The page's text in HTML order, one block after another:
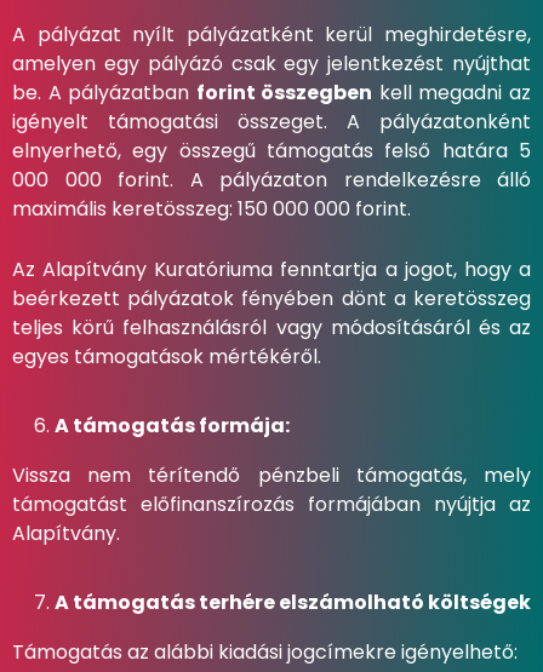
A pályázat nyílt pályázatként kerül meghirdetésre,
amelyen egy pályázó csak egy jelentkezést nyújthat
be. A pályázatban forint összegben kell megadni az
igényelt támogatási összeget. A pályázatonként
elnyerhető, egy összegű támogatás felső határa 5
000 000 forint. A pályázaton rendelkezésre álló
maximális keretösszeg: 150 000 000 forint.
Az Alapítvány Kuratóriuma fenntartja a jogot, hogy a
beérkezett pályázatok fényében dönt a keretösszeg
teljes körű felhasználásról vagy módosításáról és az
egyes támogatások mértékéről.
A támogatás formája:
Vissza nem térítendő pénzbeli támogatás, mely
támogatást előfinanszírozás formájában nyújtja az
Alapítvány.
A támogatás terhére elszámolható költségek
Támogatás az alábbi kiadási jogcímekre igényelhető: